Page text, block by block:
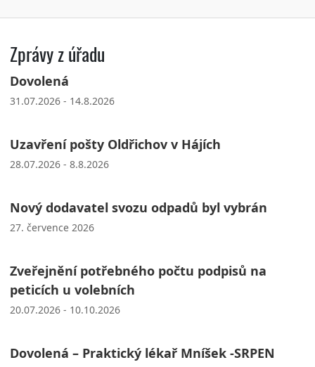
Zprávy z úřadu
Dovolená
31.07.2026 - 14.8.2026
Uzavření pošty Oldřichov v Hájích
28.07.2026 - 8.8.2026
Nový dodavatel svozu odpadů byl vybrán
27. července 2026
Zveřejnění potřebného počtu podpisů na
peticích u volebních
20.07.2026 - 10.10.2026
Dovolená – Praktický lékař Mníšek -SRPEN